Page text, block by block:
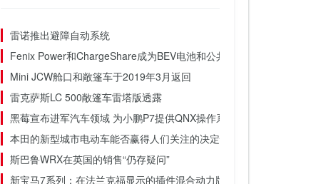
雷诺推出避障自动系统
Fenix Power和ChargeShare成为BEV电池和公共充电选项的改变游戏
Mini JCW舱口和敞篷车于2019年3月返回
雷克萨斯LC 500敞篷车雷塔版透露
黑莓宣布进军汽车领域 为小鹏P7提供QNX操作系统
本田的新型城市电动车能否赢得人们关注的决定性因素
斯巴鲁WRX在英国的销售“仍存疑问”
新宝马7系列：在法兰克福显示的插件混合动力版本